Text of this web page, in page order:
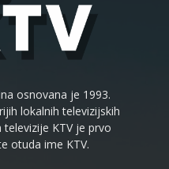
osnovana je 1993.
lokalnih televizijskih
KTV je prvo
otuda ime KTV.